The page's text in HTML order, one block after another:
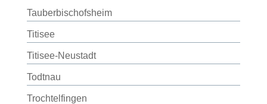
Tauberbischofsheim
Titisee
Titisee-Neustadt
Todtnau
Trochtelfingen